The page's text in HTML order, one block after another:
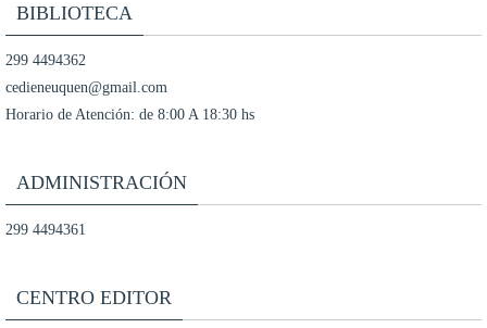
BIBLIOTECA
299 4494362
cedieneuquen@gmail.com
Horario de Atención: de 8:00 A 18:30 hs
ADMINISTRACIÓN
299 4494361
CENTRO EDITOR